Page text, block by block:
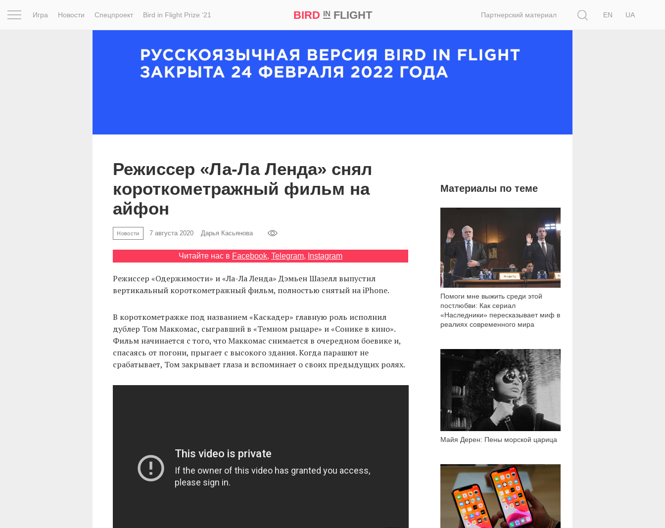
Игра Новости Спецпроект Bird in Flight Prize ‘21 BIRD INFLIGHT Партнерский материал
EN
UA
Режиссер «Ла-Ла Ленда» снял
короткометражный фильм на
айфон
Новости 7 августа 2020 Дарья Касьянова
Читайте нас в Facebook, Telegram, Instagram
Режиссер «Одержимости» и «Ла-Ла Ленда» Дэмьен Шазелл выпустил
вертикальный короткометражный фильм, полностью снятый на iPhone.
В короткометражке под названием «Каскадер» главную роль исполнил
дублер Том Маккомас, сыгравший в «Темном рыцаре» и «Сонике в кино».
Фильм начинается с того, что Маккомас снимается в очередном боевике и,
спасаясь от погони, прыгает с высокого здания. Когда парашют не
срабатывает, Том закрывает глаза и вспоминает о своих предыдущих ролях.
Материалы по теме
Помоги мне выжить среди этой
постлюбви: Как сериал
«Наследники» пересказывает миф в
реалиях современного мира
Майя Дерен: Пены морской царица
13 938